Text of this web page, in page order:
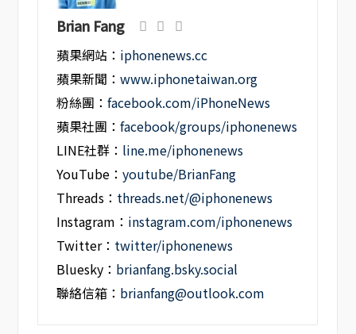
Brian Fang
蘋果網站： iphonenews.cc
蘋果新聞：www.iphonetaiwan.org
粉絲團：facebook.com/iPhoneNews
蘋果社團：facebook/groups/iphonenews
LINE社群： line.me/iphonenews
YouTube：youtube/BrianFang
Threads： threads.net/@iphonenews
Instagram： instagram.com/iphonenews
Twitter： twitter/iphonenews
Bluesky： brianfang.bsky.social
聯絡信箱： brianfang@outlook.com